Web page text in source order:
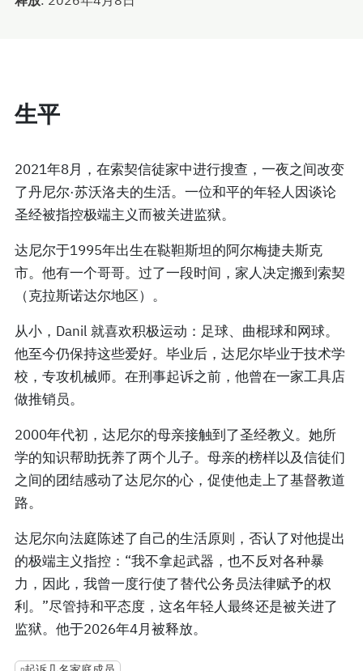
生平
2021年8月，在索契信徒家中进行搜查，一夜之间改变
了丹尼尔·苏沃洛夫的生活。一位和平的年轻人因谈论
圣经被指控极端主义而被关进监狱。
达尼尔于1995年出生在鞑靼斯坦的阿尔梅捷夫斯克
市。他有一个哥哥。过了一段时间，家人决定搬到索契
（克拉斯诺达尔地区）。
从小，Danil 就喜欢积极运动：足球、曲棍球和网球。
他至今仍保持这些爱好。毕业后，达尼尔毕业于技术学
校，专攻机械师。在刑事起诉之前，他曾在一家工具店
做推销员。
2000年代初，达尼尔的母亲接触到了圣经教义。她所
学的知识帮助抚养了两个儿子。母亲的榜样以及信徒们
之间的团结感动了达尼尔的心，促使他走上了基督教道
路。
达尼尔向法庭陈述了自己的生活原则，否认了对他提出
的极端主义指控：“我不拿起武器，也不反对各种暴
力，因此，我曾一度行使了替代公务员法律赋予的权
利。”尽管持和平态度，这名年轻人最终还是被关进了
监狱。他于2026年4月被释放。